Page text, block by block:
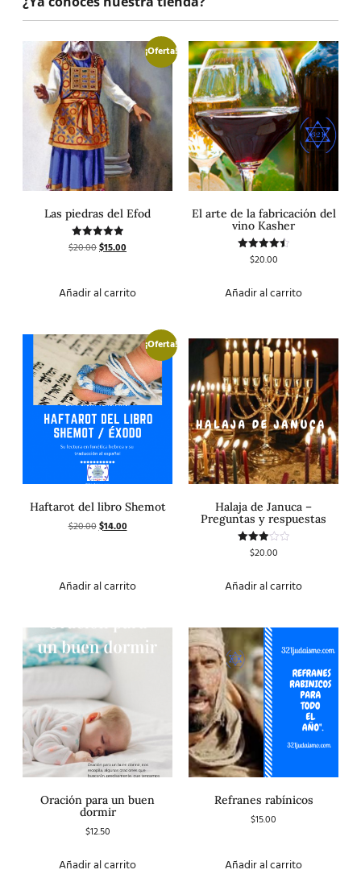
¡Oferta!
Las piedras del Efod
Valorado
con
$20.00$15.00
Añadir al carrito
El arte de la fabricación del
vino Kasher
Valorado
$20.00
Añadir al carrito
¡Oferta!
Haftarot del libro Shemot
$20.00$14.00
Añadir al carrito
Halaja de Januca –
Preguntas y respuestas
Valorado
$20.00
Añadir al carrito
Oración para un buen
dormir
$12.50
Añadir al carrito
Refranes rabínicos
$15.00
Añadir al carrito